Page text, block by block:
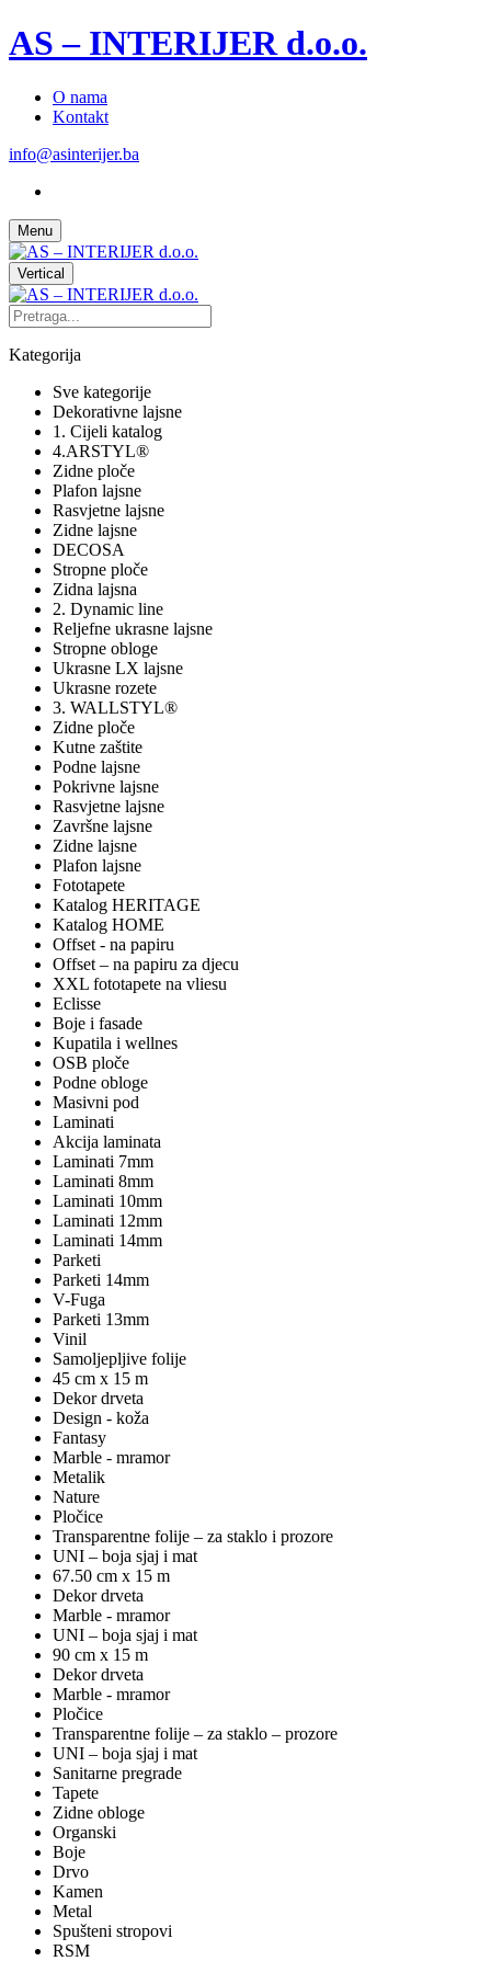
AS – INTERIJER d.o.o.
O nama
Kontakt
info@asinterijer.ba
Menu
Vertical
Kategorija
Sve kategorije
Dekorativne lajsne
1. Cijeli katalog
4.ARSTYL®
Zidne ploče
Plafon lajsne
Rasvjetne lajsne
Zidne lajsne
DECOSA
Stropne ploče
Zidna lajsna
2. Dynamic line
Reljefne ukrasne lajsne
Stropne obloge
Ukrasne LX lajsne
Ukrasne rozete
3. WALLSTYL®
Zidne ploče
Kutne zaštite
Podne lajsne
Pokrivne lajsne
Rasvjetne lajsne
Završne lajsne
Zidne lajsne
Plafon lajsne
Fototapete
Katalog HERITAGE
Katalog HOME
Offset - na papiru
Offset – na papiru za djecu
XXL fototapete na vliesu
Eclisse
Boje i fasade
Kupatila i wellnes
OSB ploče
Podne obloge
Masivni pod
Laminati
Akcija laminata
Laminati 7mm
Laminati 8mm
Laminati 10mm
Laminati 12mm
Laminati 14mm
Parketi
Parketi 14mm
V-Fuga
Parketi 13mm
Vinil
Samoljepljive folije
45 cm x 15 m
Dekor drveta
Design - koža
Fantasy
Marble - mramor
Metalik
Nature
Pločice
Transparentne folije – za staklo i prozore
UNI – boja sjaj i mat
67.50 cm x 15 m
Dekor drveta
Marble - mramor
UNI – boja sjaj i mat
90 cm x 15 m
Dekor drveta
Marble - mramor
Pločice
Transparentne folije – za staklo – prozore
UNI – boja sjaj i mat
Sanitarne pregrade
Tapete
Zidne obloge
Organski
Boje
Drvo
Kamen
Metal
Spušteni stropovi
RSM